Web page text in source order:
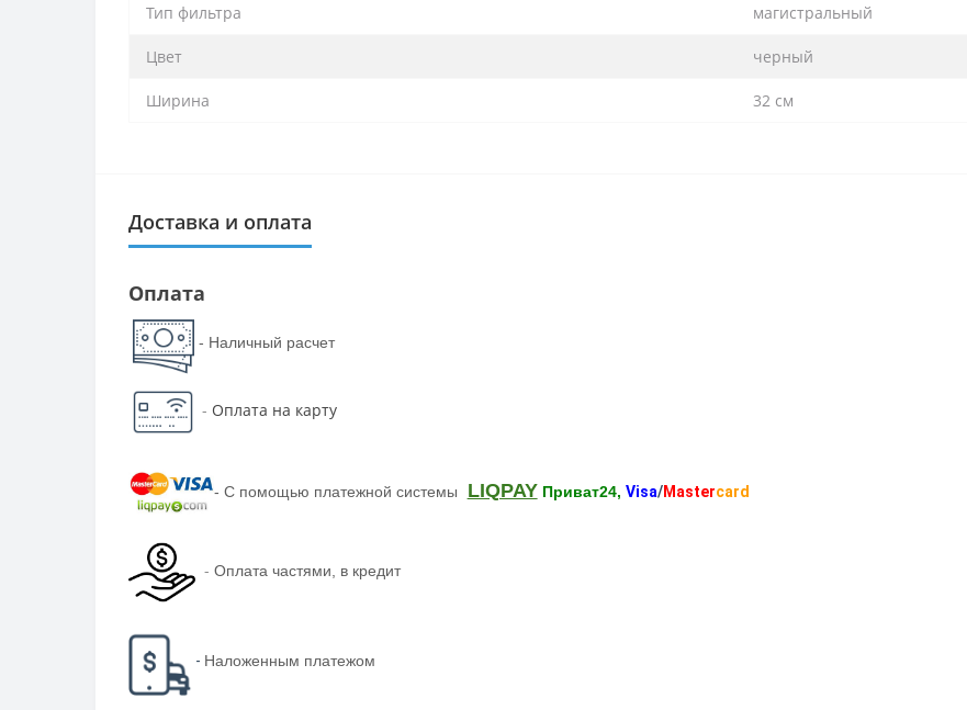
Тип фильтра магистральный
Цвет черный
Ширина 32 см
Доставка и оплата
Оплата
- Наличный расчет
- Оплата на карту
- С помощью платежной системы LIQPAY Приват24, Visa/Mastercard
- Оплата частями, в кредит
- Наложенным платежом